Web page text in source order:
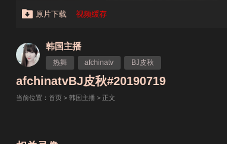
原片下载 视频缓存
韩国主播
热舞 afchinatv BJ皮秋
afchinatvBJ皮秋#20190719
当前位置： 首页 > 韩国主播 > 正文